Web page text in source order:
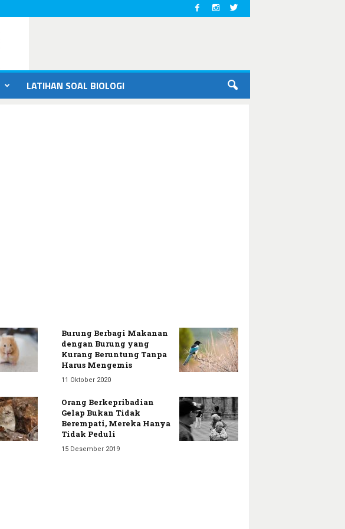
LATIHAN SOAL BIOLOGI
Burung Berbagi Makanan
dengan Burung yang
Kurang Beruntung Tanpa
Harus Mengemis
11 Oktober 2020
Orang Berkepribadian
Gelap Bukan Tidak
Berempati, Mereka Hanya
Tidak Peduli
15 Desember 2019